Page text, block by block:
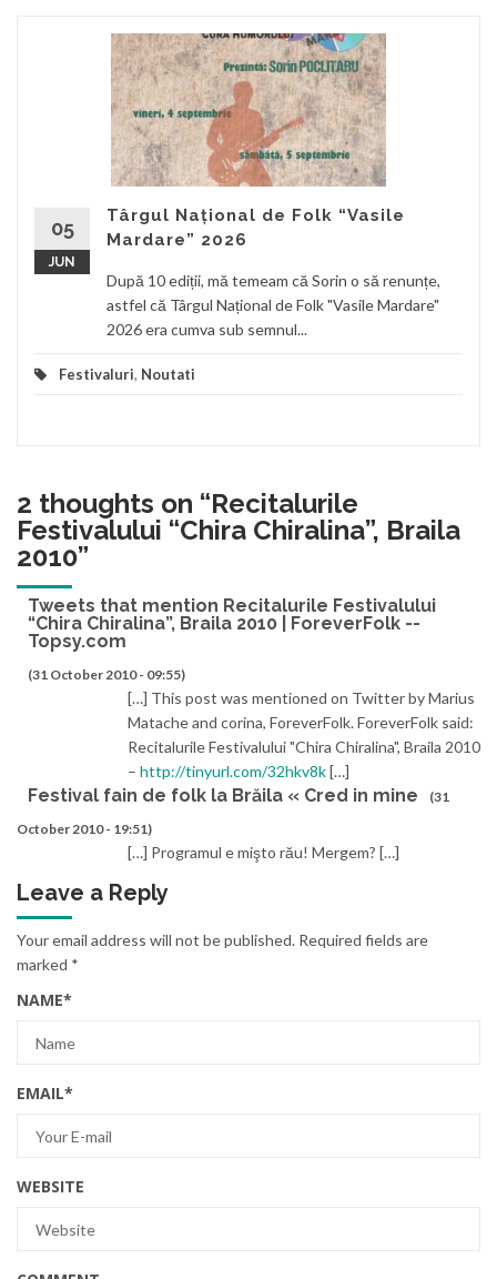
05
JUN
Târgul Național de Folk “Vasile
Mardare” 2026
După 10 ediții, mă temeam că Sorin o să renunțe,
astfel că Târgul Național de Folk "Vasile Mardare"
2026 era cumva sub semnul...
Festivaluri, Noutati
2 thoughts on “Recitalurile
Festivalului “Chira Chiralina”, Braila
2010”
Tweets that mention Recitalurile Festivalului
“Chira Chiralina”, Braila 2010 | ForeverFolk --
Topsy.com
(31 October 2010 - 09:55)
[…] This post was mentioned on Twitter by Marius
Matache and corina, ForeverFolk. ForeverFolk said:
Recitalurile Festivalului "Chira Chiralina", Braila 2010
– http://tinyurl.com/32hkv8k[…]
Festival fain de folk la Brăila « Cred in mine
(31
October 2010 - 19:51)
[…] Programul e mişto rău! Mergem? […]
Leave a Reply
Your email address will not be published. Required fields are
marked *
NAME*
EMAIL*
WEBSITE